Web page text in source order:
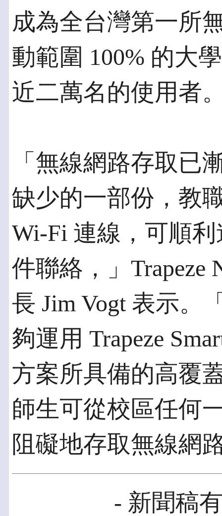
成為全台灣第一所
動範圍 100% 的大
近二萬名的使用者
「無線網路存取已
缺少的一部份，教
Wi-Fi 連線，可順
件聯絡，」Trapeze
長 Jim Vogt 表示。
夠運用 Trapeze
方案所具備的高覆
師生可從校區任何
阻礙地存取無線網
- 新聞稿